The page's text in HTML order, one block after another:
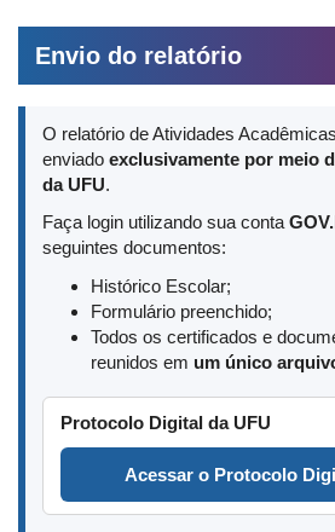
Envio do relatório
O relatório de Atividades
enviado exclusivamente por meio
da UFU.
Faça login utilizando sua conta
seguintes documentos:
Histórico Escolar;
Formulário preenchido;
Todos os certificados e
reunidos em um único
Protocolo Digital da UFU
Acessar o Protocolo